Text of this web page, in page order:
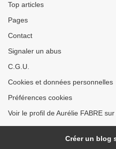
Top articles
Pages
Contact
Signaler un abus
C.G.U.
Cookies et données personnelles
Préférences cookies
Voir le profil de Aurélie FABRE
Créer un blog